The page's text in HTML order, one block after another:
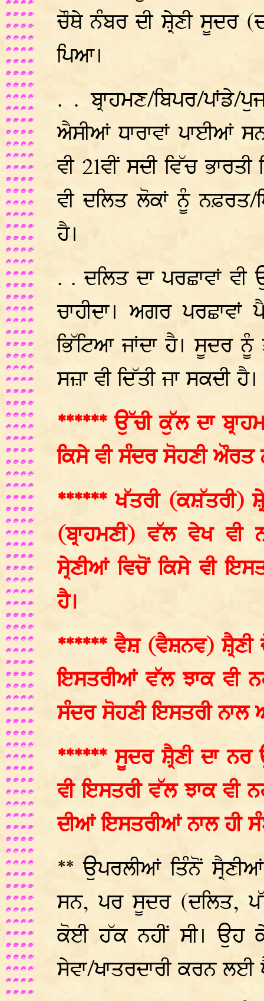
ਚੌਥੇ ਨੰਬਰ ਦੀ ਸ਼੍ਰੇਣੀ ਸੂਦਰ
ਪਿਆ।
. . ਬ੍ਰਾਹਮਣ/ਬਿਪਰ/
ਐਸੀਆਂ ਧਾਰਾਵਾਂ ਪਾਈਆਂ
ਵੀ 21ਵੀਂ ਸਦੀ ਵਿੱਚ
ਵੀ ਦਲਿਤ ਲੋਕਾਂ ਨੂੰ ਨਫ਼ਰਤ/
ਹੈ।
. . ਦਲਿਤ ਦਾ ਪਰਛਾਵਾਂ ਵੀ
ਚਾਹੀਦਾ। ਅਗਰ
ਭਿੱਟਿਆ ਜਾਂਦਾ ਹੈ। ਸੂਦਰ
ਸਜ਼ਾ ਵੀ ਦਿੱਤੀ ਜਾ ਸਕਦੀ ਹੈ।
****** ਉੱਚੀ ਕੁੱਲ ਦਾ
ਕਿਸੇ ਵੀ ਸੰਦਰ ਸੋਹਣੀ
****** ਖੱਤਰੀ (ਕਸ਼ੱਤਰੀ)
(ਬ੍ਰਾਹਮਣੀ) ਵੱਲ ਵੇਖ
ਸ੍ਰੇਣੀਆਂ ਵਿਚੋਂ ਕਿਸੇ ਵੀ
ਹੈ।
****** ਵੈਸ਼ (ਵੈਸ਼ਨਵ)
ਇਸਤਰੀਆਂ ਵੱਲ ਝਾਕ ਵੀ
ਸੰਦਰ ਸੋਹਣੀ ਇਸਤਰੀ
****** ਸੂਦਰ ਸ਼੍ਰੈਣੀ ਦਾ
ਵੀ ਇਸਤਰੀ ਵੱਲ ਝਾਕ ਵੀ
ਦੀਆਂ ਇਸਤਰੀਆਂ ਨਾਲ ਹੀ
** ਉਪਰਲੀਆਂ ਤਿੰਨੋਂ
ਸਨ, ਪਰ ਸੂਦਰ (ਦਲਿਤ,
ਕੋਈ ਹੱਕ ਨਹੀਂ ਸੀ। ਉਹ
ਸੇਵਾ/ਖਾਤਰਦਾਰੀ ਕਰਨ